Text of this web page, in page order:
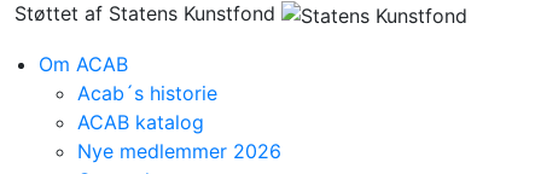
Støttet af Statens Kunstfond
Om ACAB
Acab´s historie
ACAB katalog
Nye medlemmer 2026